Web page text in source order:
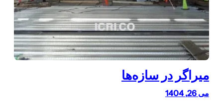
میراگر در سازه‌ها
می 26, 1404